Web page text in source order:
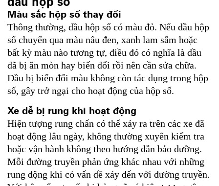
Màu sắc hộp số thay đổi
Thông thường, dầu hộp số có màu đỏ. Nếu dầu hộp
số chuyển qua màu nâu đen, xanh lam sẫm hoặc
bất kỳ màu nào tương tự, điều đó có nghĩa là dầu
đã bị ăn mòn hay biến đổi rồi nên cần sửa chữa.
Dầu bị biến đổi màu không còn tác dụng trong hộp
số, gây trở ngại cho hoạt động của hộp số.
Xe dễ bị rung khi hoạt động
Hiện tượng rung chấn có thể xảy ra trên các xe đã
hoạt động lâu ngày, không thường xuyên kiểm tra
hoặc vận hành không theo hướng dẫn bảo dưỡng.
Mỗi đường truyền phản ứng khác nhau với những
rung động khi có vấn đề xảy đến với đường truyền.